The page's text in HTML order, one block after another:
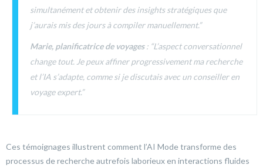
simultanément et obtenir des insights stratégiques que
j’aurais mis des jours à compiler manuellement.”
Marie, planificatrice de voyages: “L’aspect conversationnel
change tout. Je peux affiner progressivement ma recherche
et l’IA s’adapte, comme si je discutais avec un conseiller en
voyage expert.”
Ces témoignages illustrent comment l’AI Mode transforme des
processus de recherche autrefois laborieux en interactions fluides